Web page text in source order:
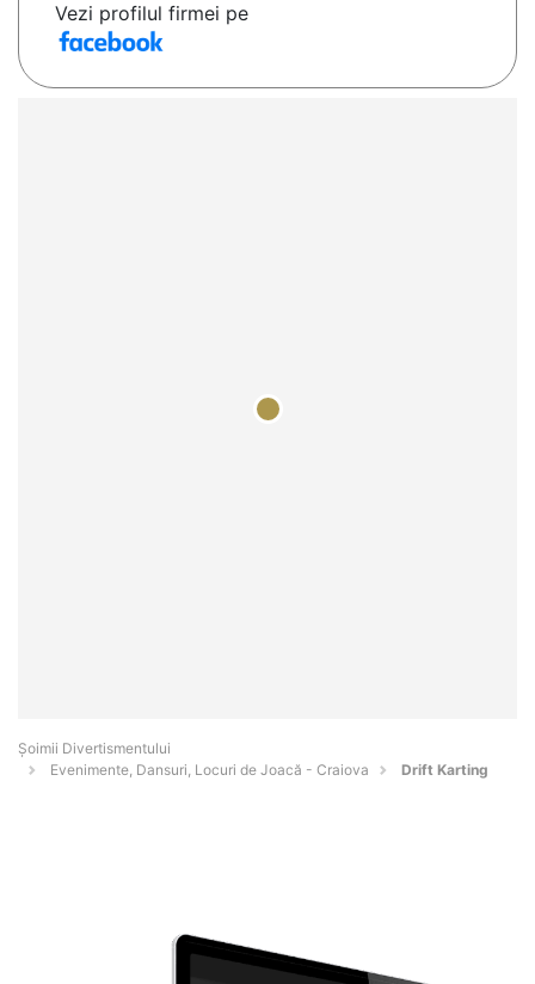
Vezi profilul firmei pe
Şoimii Divertismentului
Evenimente, Dansuri, Locuri de Joacă - Craiova
Drift Karting